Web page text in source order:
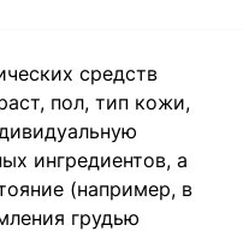
средств
пол, тип кожи,
ингредиентов, а
(например, в
грудью